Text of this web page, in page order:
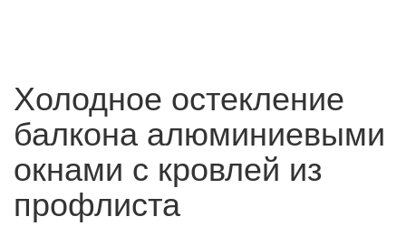
Холодное остекление
балкона алюминиевыми
окнами с кровлей из
профлиста